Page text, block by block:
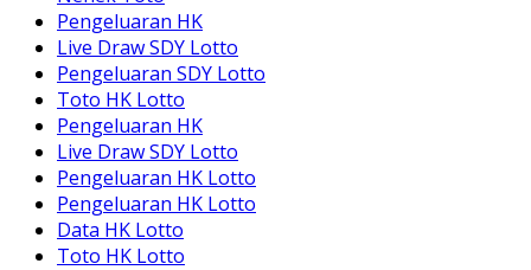
Pengeluaran HK
Live Draw SDY Lotto
Pengeluaran SDY Lotto
Toto HK Lotto
Pengeluaran HK
Live Draw SDY Lotto
Pengeluaran HK Lotto
Pengeluaran HK Lotto
Data HK Lotto
Toto HK Lotto